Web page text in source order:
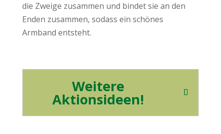
die Zweige zusammen und bindet sie an den
Enden zusammen, sodass ein schönes
Armband entsteht.
Weitere
Aktionsideen!